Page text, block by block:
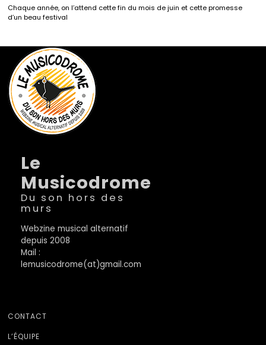
Chaque année, on l’attend cette fin du mois de juin et cette promesse
d’un beau festival
Le
Musicodrome
Du son hors des
murs
Webzine musical alternatif
depuis 2008
Mail :
lemusicodrome(at)gmail.com
CONTACT
L’ÉQUIPE